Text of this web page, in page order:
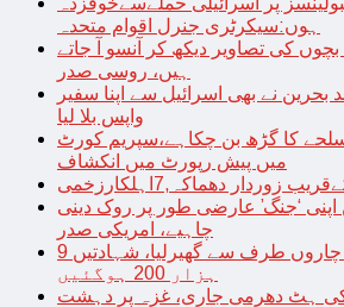
ہوں:سیکرٹری جنرل اقوام متحدہ
کی تصاویر دیکھ کر آنسو آ جاتے
ہیں، روسی صدر
بحرین نے بھی اسرائیل سے اپنا سفیر
واپس بلا لیا
کا گڑھ بن چکاہے،سپریم کورٹ
میں پیش رپورٹ میں انکشاف
دھماکہ,7اہلکارزخمی
اپنی ‘جنگ’ عارضی طور پر روک دینی
چاہیے، امریکی صدر
اسرائیل نے غزہ کو چاروں طرف سے گھیرلیا، شہادتیں 9
ہزار 200 ہوگئیں
کی ہٹ دھرمی جاری، غزہ پر دہشت